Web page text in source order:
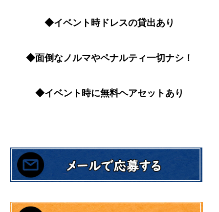
◆イベント時ドレスの貸出あり
◆面倒なノルマやペナルティ一切ナシ！
◆イベント時に無料ヘアセットあり